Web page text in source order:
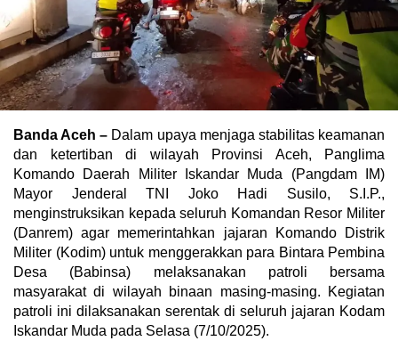
Banda Aceh – Dalam upaya menjaga stabilitas keamanan
dan ketertiban di wilayah Provinsi Aceh, Panglima
Komando Daerah Militer Iskandar Muda (Pangdam IM)
Mayor Jenderal TNI Joko Hadi Susilo, S.I.P.,
menginstruksikan kepada seluruh Komandan Resor Militer
(Danrem) agar memerintahkan jajaran Komando Distrik
Militer (Kodim) untuk menggerakkan para Bintara Pembina
Desa (Babinsa) melaksanakan patroli bersama
masyarakat di wilayah binaan masing-masing. Kegiatan
patroli ini dilaksanakan serentak di seluruh jajaran Kodam
Iskandar Muda pada Selasa (7/10/2025).